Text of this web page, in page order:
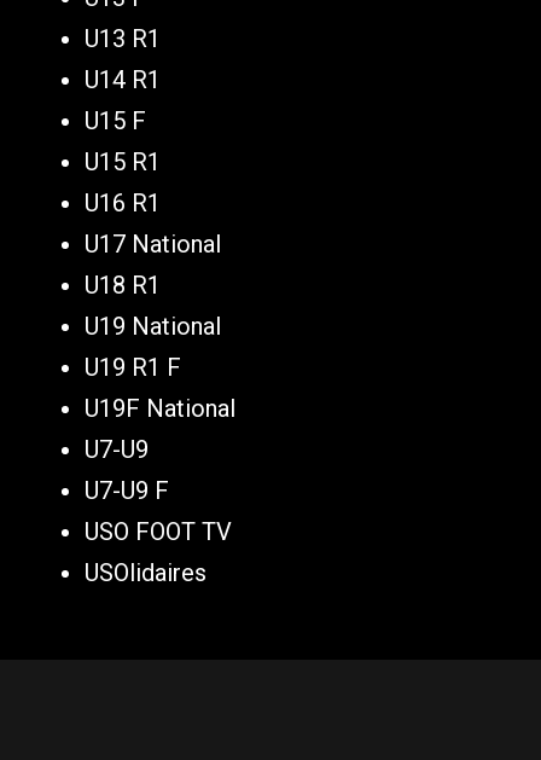
U13 R1
U14 R1
U15 F
U15 R1
U16 R1
U17 National
U18 R1
U19 National
U19 R1 F
U19F National
U7-U9
U7-U9 F
USO FOOT TV
USOlidaires